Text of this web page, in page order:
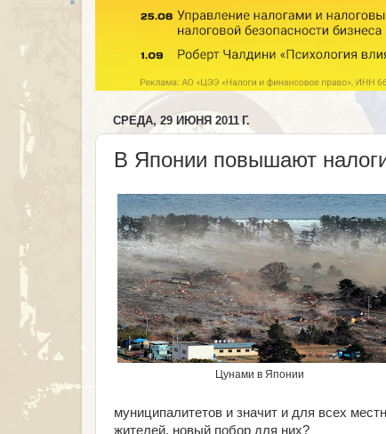
СРЕДА, 29 ИЮНЯ 2011 Г.
В Японии повышают
Цунами в Японии
муниципалитетов и значит и для всех
жителей, новый побор для них?